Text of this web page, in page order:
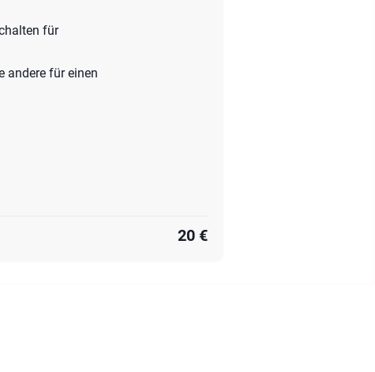
für
andere für einen
20 €